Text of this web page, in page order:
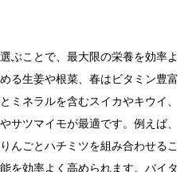
ぶことで、最大限の栄養を効率よ
る生姜や根菜、春はビタミン豊富
ミネラルを含むスイカやキウイ、
サツマイモが最適です。例えば、
んごとハチミツを組み合わせるこ
を効率よく高められます。バイタ